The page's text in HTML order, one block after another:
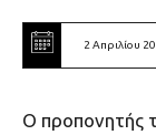
2 Απριλίου
Ο προπονητής